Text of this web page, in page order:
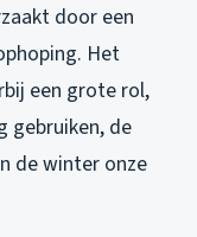
door een
Het
een grote rol,
gebruiken, de
de winter onze